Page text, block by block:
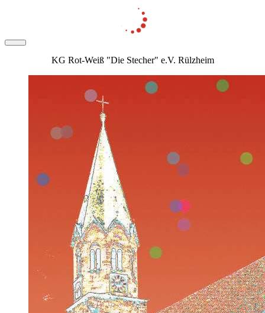
KG Rot-Weiß "Die Stecher" e.V. Rülzheim